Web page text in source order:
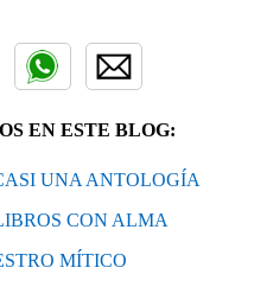
EN ESTE BLOG:
UNA ANTOLOGÍA
CON ALMA
MÍTICO